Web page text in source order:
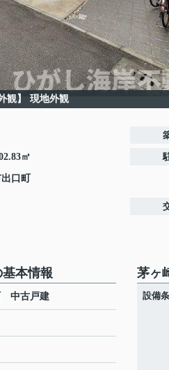
観】 現地外観
㎡
出口町
本情報
中古戸建
茅ヶ
設備